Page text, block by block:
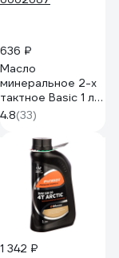
636 ₽
Масло
минеральное 2-х
тактное Basic 1 л
REDVERG
6662687
4.8(33)
1 342 ₽